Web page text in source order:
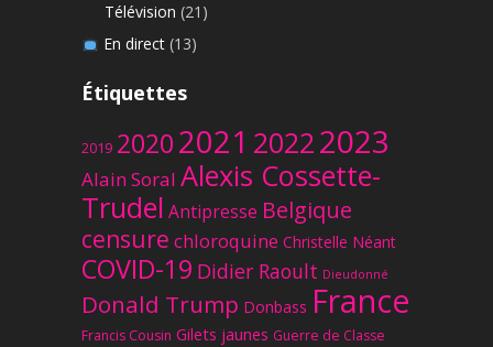
Télévision (21)
En direct(13)
Étiquettes
2019 20202021 20222023
Alain Soral Alexis Cossette-
Trudel Antipresse Belgique
censure chloroquine Christelle Néant
COVID-19 Didier Raoult Dieudonné
Donald Trump Donbass France
Francis Cousin Gilets jaunes Guerre de Classe